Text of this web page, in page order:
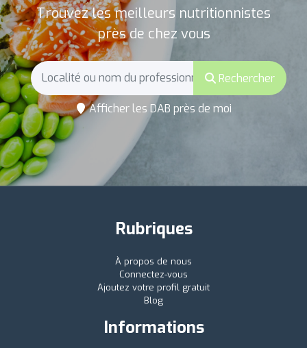
Trouvez les meilleurs nutritionnistes
près de chez vous
Rechercher
Afficher les DAB près de moi
Rubriques
À propos de nous
Connectez-vous
Ajoutez votre profil gratuit
Blog
Informations